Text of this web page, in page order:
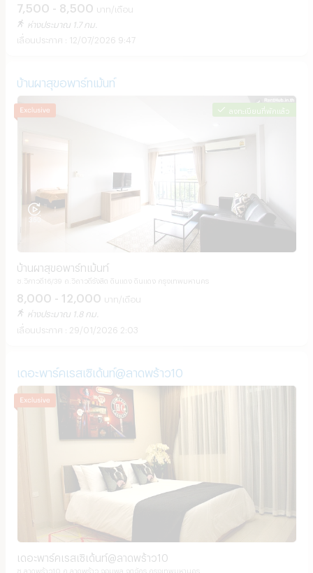
7,500 - 8,500 บาท/เดือน
ห่างประมาณ 1.7 กม.
12/07/2026 9:47
บ้านผาสุขอพาร์ทเม้นท์
ลงทะเบียนที่พักแล้ว
บ้านผาสุขอพาร์ทเม้นท์
ซ.วิภาวดี16/39 ถ.วิถาวดีรังสิต ดินแดง ดินแดง กรุงเทพมหานคร
8,000 - 12,000 บาท/เดือน
ห่างประมาณ 1.8 กม.
29/01/2026 2:03
เดอะพาร์คเรสเซิเด้นท์@ลาดพร้าว10
เดอะพาร์คเรสเซิเด้นท์@ลาดพร้าว10
ซ.ลาดพร้าว10 ถ.ลาดพร้าว จอมพล จตุจักร กรุงเทพมหานคร